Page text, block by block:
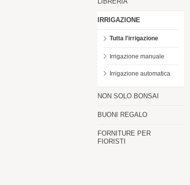
IRRIGAZIONE
Tutta l'irrigazione
Irrigazione manuale
Irrigazione automatica
NON SOLO BONSAI
BUONI REGALO
FORNITURE PER
FIORISTI